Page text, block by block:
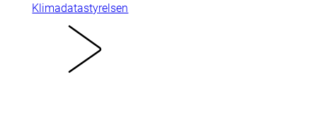
Klimadatastyrelsen